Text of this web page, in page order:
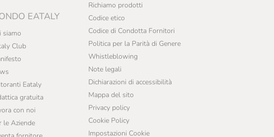
EATALY
siamo
Club
Eataly
gratuita
con noi
le Aziende
Richiamo prodotti
Codice etico
Codice di Condotta Fornitori
Politica per la Parità di Genere
Whistleblowing
Note legali
Dichiarazioni di accessibilità
Mappa del sito
Privacy policy
Cookie Policy
Impostazioni Cookie